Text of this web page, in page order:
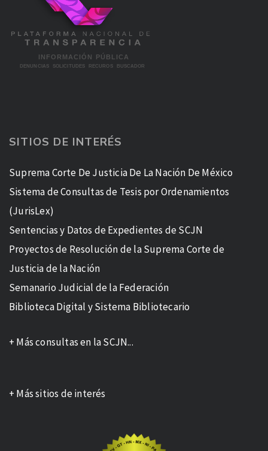
SITIOS DE INTERÉS
Suprema Corte De Justicia De La Nación De México
Sistema de Consultas de Tesis por Ordenamientos
(JurisLex)
Sentencias y Datos de Expedientes de SCJN
Proyectos de Resolución de la Suprema Corte de
Justicia de la Nación
Semanario Judicial de la Federación
Biblioteca Digital y Sistema Bibliotecario
+ Más consultas en la SCJN...
+ Más sitios de interés